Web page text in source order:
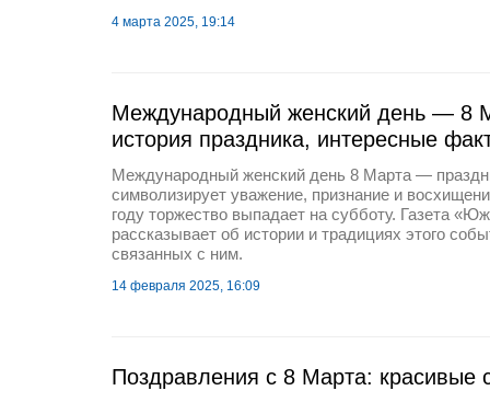
4 марта 2025, 19:14
Международный женский день — 8
история праздника, интересные
Международный женский день 8 Марта —
символизирует уважение, признание и
году торжество выпадает на субботу. Газета
рассказывает об истории и традициях этого
связанных с ним.
14 февраля 2025, 16:09
Поздравления с 8 Марта: красивые